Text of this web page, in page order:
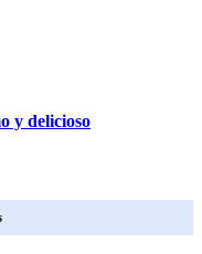
y delicioso